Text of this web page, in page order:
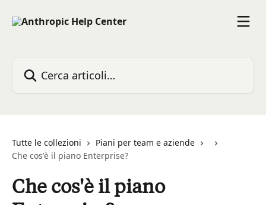
Tutte le collezioni
Piani per team e aziende
Che cos'è il piano Enterprise?
Che cos'è il piano